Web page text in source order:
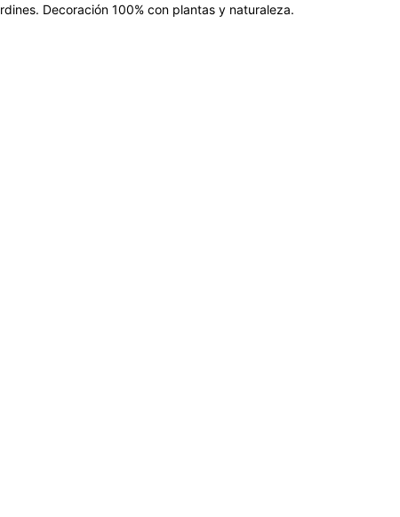
Decoración 100% con plantas y naturaleza.